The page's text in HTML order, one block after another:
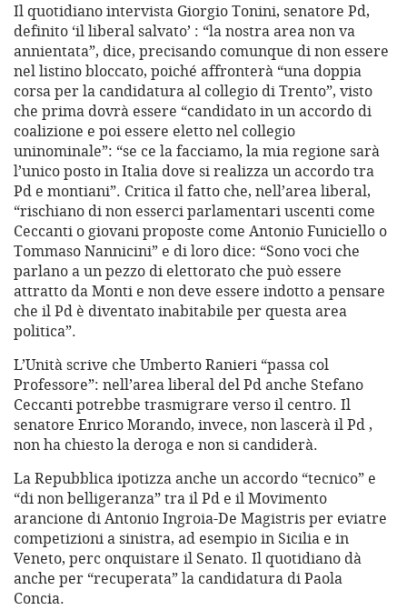
Il quotidiano intervista Giorgio Tonini, senatore Pd,
definito ‘il liberal salvato’ : “la nostra area non va
annientata”, dice, precisando comunque di non essere
nel listino bloccato, poiché affronterà “una doppia
corsa per la candidatura al collegio di Trento”, visto
che prima dovrà essere “candidato in un accordo di
coalizione e poi essere eletto nel collegio
uninominale”: “se ce la facciamo, la mia regione sarà
l’unico posto in Italia dove si realizza un accordo tra
Pd e montiani”. Critica il fatto che, nell’area liberal,
“rischiano di non esserci parlamentari uscenti come
Ceccanti o giovani proposte come Antonio Funiciello o
Tommaso Nannicini” e di loro dice: “Sono voci che
parlano a un pezzo di elettorato che può essere
attratto da Monti e non deve essere indotto a pensare
che il Pd è diventato inabitabile per questa area
politica”.
L’Unità scrive che Umberto Ranieri “passa col
Professore”: nell’area liberal del Pd anche Stefano
Ceccanti potrebbe trasmigrare verso il centro. Il
senatore Enrico Morando, invece, non lascerà il Pd ,
non ha chiesto la deroga e non si candiderà.
La Repubblica ipotizza anche un accordo “tecnico” e
“di non belligeranza” tra il Pd e il Movimento
arancione di Antonio Ingroia-De Magistris per eviatre
competizioni a sinistra, ad esempio in Sicilia e in
Veneto, perc onquistare il Senato. Il quotidiano dà
anche per “recuperata” la candidatura di Paola
Concia.